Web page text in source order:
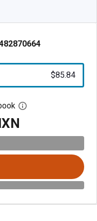
$85.84
Abre el cuadro de